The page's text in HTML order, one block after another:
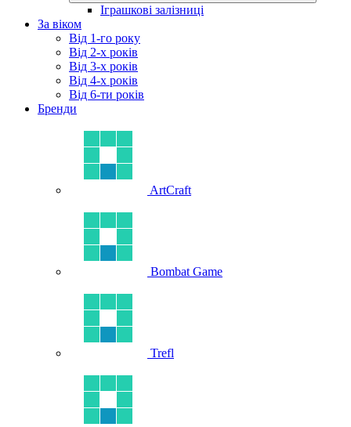
Іграшкові залізниці
За віком
Від 1-го року
Від 2-х років
Від 3-х років
Від 4-х років
Від 6-ти років
Бренди
ArtCraft
Bombat Game
Trefl